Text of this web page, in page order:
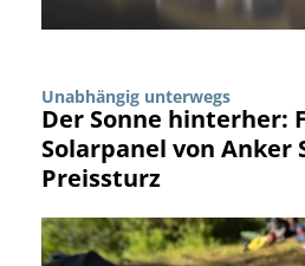
Unabhängig unterwegs
Der Sonne hinterher:
Solarpanel von Anker
Preissturz